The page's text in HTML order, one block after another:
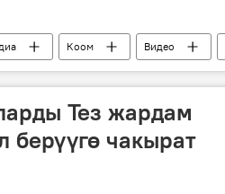
Коом Видео
Аскаровду бошотууга чакырды
Тез жардам
берүүгө чакырат